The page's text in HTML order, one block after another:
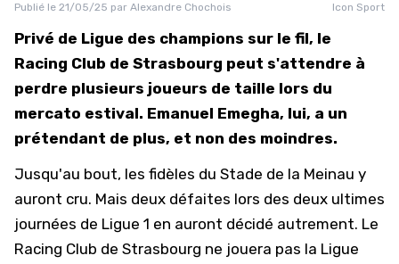
Publié le 21/05/25 par Alexandre Chochois Icon Sport
Privé de Ligue des champions sur le fil, le
Racing Club de Strasbourg peut s'attendre à
perdre plusieurs joueurs de taille lors du
mercato estival. Emanuel Emegha, lui, a un
prétendant de plus, et non des moindres.
Jusqu'au bout, les fidèles du Stade de la Meinau y
auront cru. Mais deux défaites lors des deux ultimes
journées de Ligue 1 en auront décidé autrement. Le
Racing Club de Strasbourg ne jouera pas la Ligue